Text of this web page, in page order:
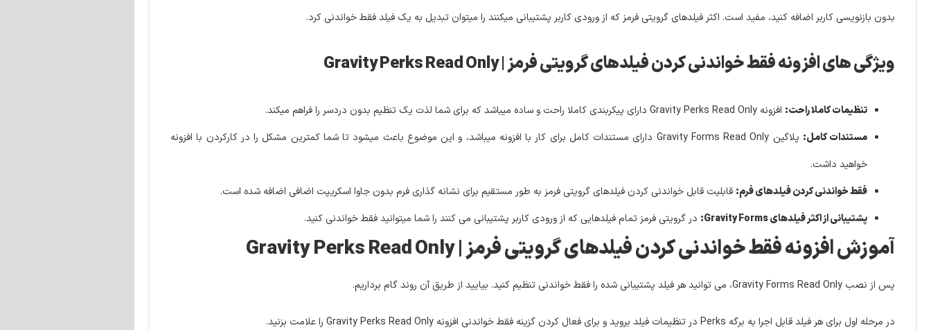
بدون بازنویسی کاربر اضافه کنید، مفید است. اکثر فیلدهای گرویتی فرمز که از ورودی کاربر پشتیبانی میکنند را میتوان تبدیل به یک فیلد فقط خواندنی کرد.
ویژگی های افزونه فقط خواندنی کردن فیلدهای گرویتی فرمز | Gravity Perks Read Only
تنظیمات کاملا راحت: افزونه Gravity Perks Read Only دارای پیکربندی کاملا راحت و ساده میباشد که برای شما لذت یک تنظیم بدون دردسر را فراهم میکند.
مستندات کامل:
پلاگین Gravity Forms Read Only دارای مستندات کامل برای کار با افزونه میباشد، و این موضوع باعث میشود تا شما کمترین مشکل را در کارکردن با افزونه
خواهید داشت.
فقط خواندنی کردن فیلدهای فرم: قابلیت قابل خواندنی کردن فیلدهای گرویتی فرمز به طور مستقیم برای نشانه گذاری فرم بدون جاوا اسکریپت اضافی اضافه شده است.
پشتیبانی از اکثر فیلدهای Gravity Forms:
در گرویتی فرمز تمام فیلدهایی که از ورودی کاربر پشتیبانی می کنند را شما میتوانید فقط خواندنی کنید.
آموزش افزونه فقط خواندنی کردن فیلدهای گرویتی فرمز | Gravity Perks Read Only
پس از نصب Gravity Forms Read Only، می توانید هر فیلد پشتیبانی شده را فقط خواندنی تنظیم کنید. بیایید از طریق آن روند گام برداریم.
در مرحله اول برای هر فیلد قابل اجرا به برگه Perks در تنظیمات فیلد بروید و برای فعال کردن گزینه فقط خواندنی افزونه Gravity Perks Read Only را علامت بزنید.